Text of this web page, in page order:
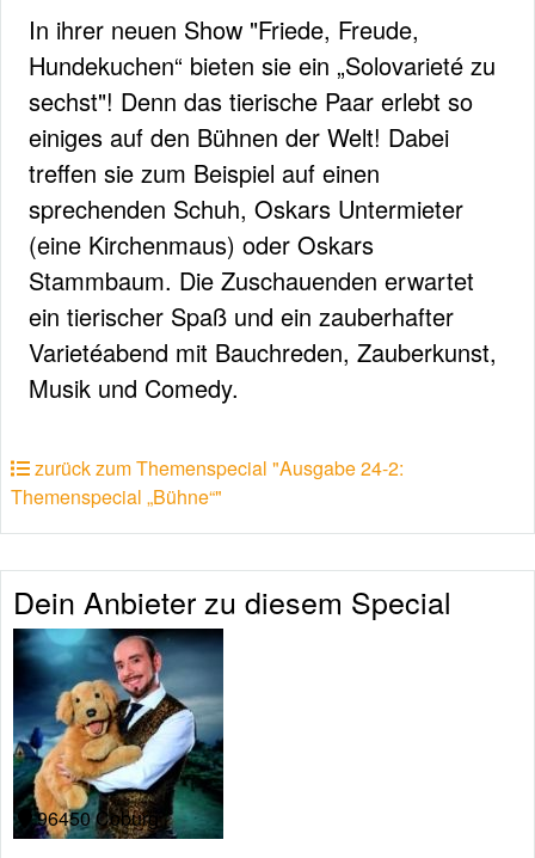
In ihrer neuen Show "Friede, Freude,
Hundekuchen“ bieten sie ein „Solovarieté zu
sechst"! Denn das tierische Paar erlebt so
einiges auf den Bühnen der Welt! Dabei
treffen sie zum Beispiel auf einen
sprechenden Schuh, Oskars Untermieter
(eine Kirchenmaus) oder Oskars
Stammbaum. Die Zuschauenden erwartet
ein tierischer Spaß und ein zauberhafter
Varietéabend mit Bauchreden, Zauberkunst,
Musik und Comedy.
zurück zum Themenspecial "Ausgabe 24-2:
Themenspecial „Bühne“"
Dein Anbieter zu diesem Special
96450 Coburg